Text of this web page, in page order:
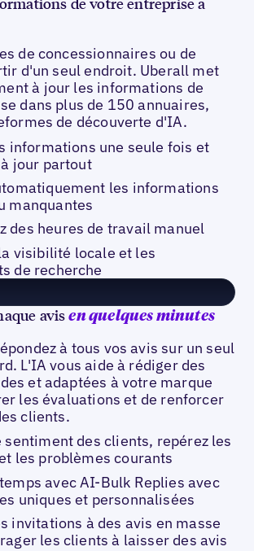
de concessionnaires ou de
d'un seul endroit. Uberall met
à jour les informations de
dans plus de 150 annuaires,
de découverte d'IA.
informations une seule fois et
jour partout
les informations
manquantes
des heures de travail manuel
visibilité locale et les
de recherche
avisen quelques minutes
à tous vos avis sur un seul
L'IA vous aide à rédiger des
et adaptées à votre marque
les évaluations et de renforcer
clients.
sentiment des clients, repérez les
les problèmes courants
avec AI-Bulk Replies avec
uniques et personnalisées
invitations à des avis en masse
les clients à laisser des avis